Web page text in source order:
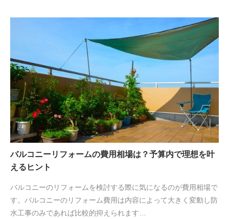
バルコニーリフォームの費用相場は？予算内で理想を叶
えるヒント
バルコニーのリフォームを検討する際に気になるのが費用相場で
す。バルコニーのリフォーム費用は内容によって大きく変動し防
水工事のみであれば比較的抑えられます…